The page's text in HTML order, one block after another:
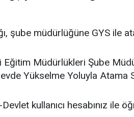
şube müdürlüğüne GYS ile
Eğitim Müdürlükleri Şube
Yükselme Yoluyla Atama
kullanıcı hesabınız ile